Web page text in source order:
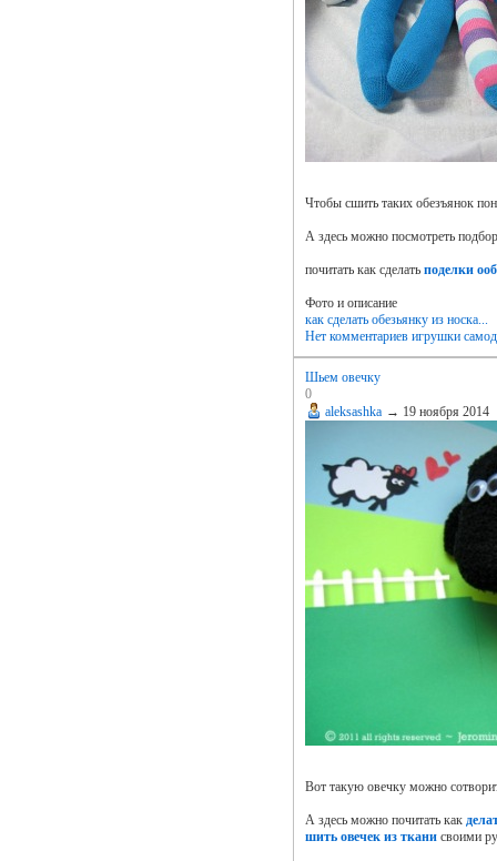
Чтобы сшить таких обезъянок
А здесь можно посмотреть
почитать как сделатьподелки
Фото и описание
как сделать обезьянку из носка...
Нет комментариев игрушки
Шьем овечку
0
aleksashka → 19 ноября 2014
Вот такую овечку можно
А здесь можно почитать как
шить овечек из ткани своими